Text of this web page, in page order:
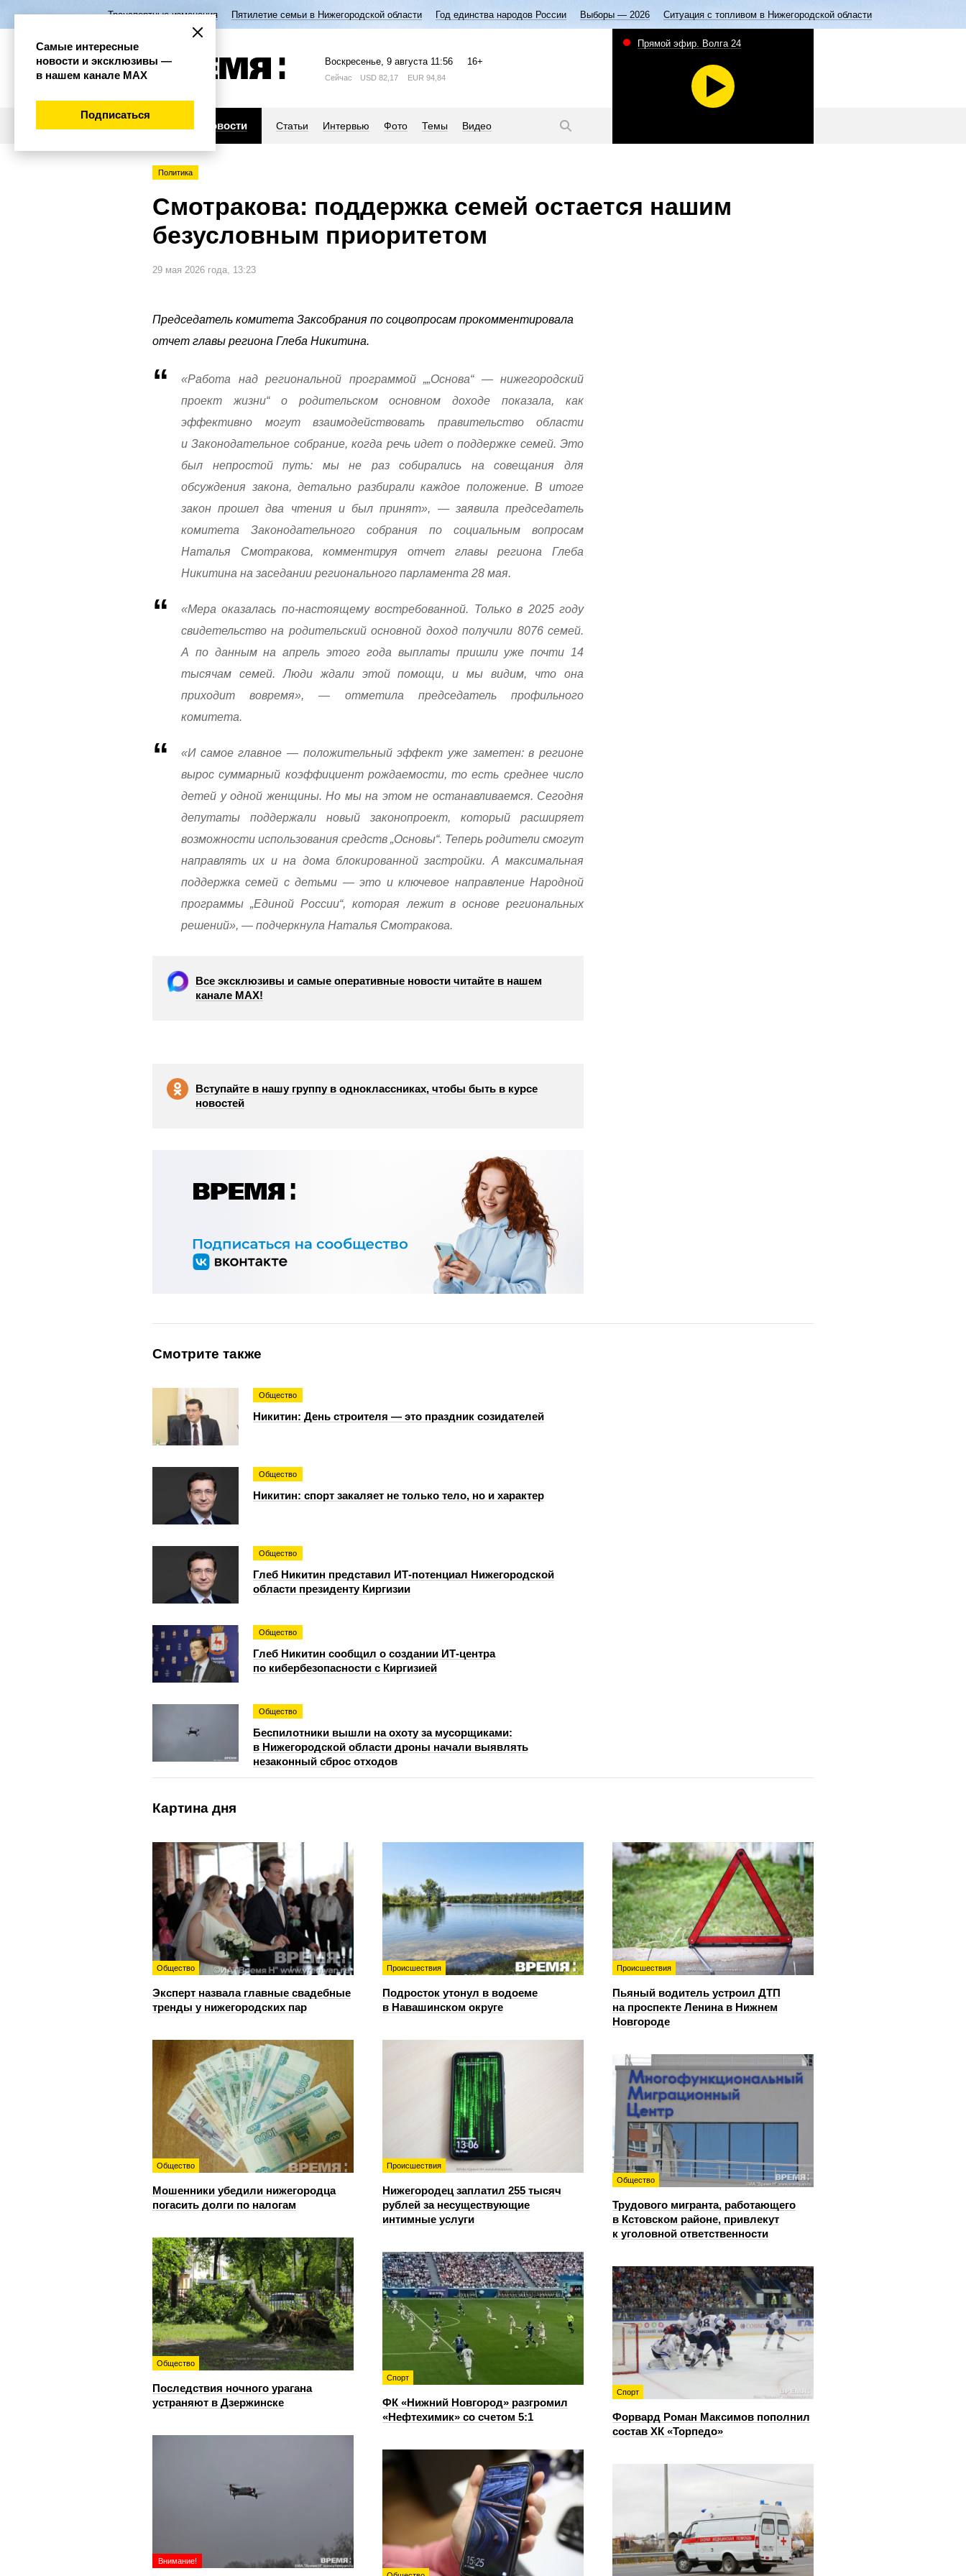
Транспортные изменения Пятилетие семьи в Нижегородской области Год единства народов России Выборы — 2026 Ситуация с топливом в Нижегородской области
Воскресенье, 9 августа 11:56 16+
Сейчас USD 82,17 EUR 94,84
Новости Статьи Интервью Фото Темы Видео
Прямой эфир. Волга 24
Политика
Смотракова: поддержка семей остается нашим
безусловным приоритетом
29 мая 2026 года, 13:23
Председатель комитета Заксобрания по соцвопросам прокомментировала
отчет главы региона Глеба Никитина.
«Работа над региональной программой „„Основа“ — нижегородский
проект жизни“ о родительском основном доходе показала, как
эффективно могут взаимодействовать правительство области
и Законодательное собрание, когда речь идет о поддержке семей. Это
был непростой путь: мы не раз собирались на совещания для
обсуждения закона, детально разбирали каждое положение. В итоге
закон прошел два чтения и был принят», — заявила председатель
комитета Законодательного собрания по социальным вопросам
Наталья Смотракова, комментируя отчет главы региона Глеба
Никитина на заседании регионального парламента 28 мая.
«Мера оказалась по-настоящему востребованной. Только в 2025 году
свидетельство на родительский основной доход получили 8076 семей.
А по данным на апрель этого года выплаты пришли уже почти 14
тысячам семей. Люди ждали этой помощи, и мы видим, что она
приходит вовремя», — отметила председатель профильного
комитета.
«И самое главное — положительный эффект уже заметен: в регионе
вырос суммарный коэффициент рождаемости, то есть среднее число
детей у одной женщины. Но мы на этом не останавливаемся. Сегодня
депутаты поддержали новый законопроект, который расширяет
возможности использования средств „Основы“. Теперь родители смогут
направлять их и на дома блокированной застройки. А максимальная
поддержка семей с детьми — это и ключевое направление Народной
программы „Единой России“, которая лежит в основе региональных
решений», — подчеркнула Наталья Смотракова.
Все эксклюзивы и самые оперативные новости читайте в нашем
канале МАХ!
Вступайте в нашу группу в одноклассниках, чтобы быть в курсе
новостей
Смотрите также
Общество
Никитин: День строителя — это праздник созидателей
Общество
Никитин: спорт закаляет не только тело, но и характер
Общество
Глеб Никитин представил ИТ-потенциал Нижегородской
области президенту Киргизии
Общество
Глеб Никитин сообщил о создании ИТ-центра
по кибербезопасности с Киргизией
Общество
Беспилотники вышли на охоту за мусорщиками:
в Нижегородской области дроны начали выявлять
незаконный сброс отходов
Картина дня
Общество
Эксперт назвала главные свадебные
тренды у нижегородских пар
Происшествия
Подросток утонул в водоеме
в Навашинском округе
Происшествия
Пьяный водитель устроил ДТП
на проспекте Ленина в Нижнем
Новгороде
Общество
Мошенники убедили нижегородца
погасить долги по налогам
Происшествия
Нижегородец заплатил 255 тысяч
рублей за несуществующие
интимные услуги
Общество
Трудового мигранта, работающего
в Кстовском районе, привлекут
к уголовной ответственности
Общество
Последствия ночного урагана
устраняют в Дзержинске
Спорт
ФК «Нижний Новгород» разгромил
«Нефтехимик» со счетом 5:1
Спорт
Форвард Роман Максимов пополнил
состав ХК «Торпедо»
Внимание!
Самые интересные
новости и эксклюзивы —
в нашем канале МАХ
Подписаться